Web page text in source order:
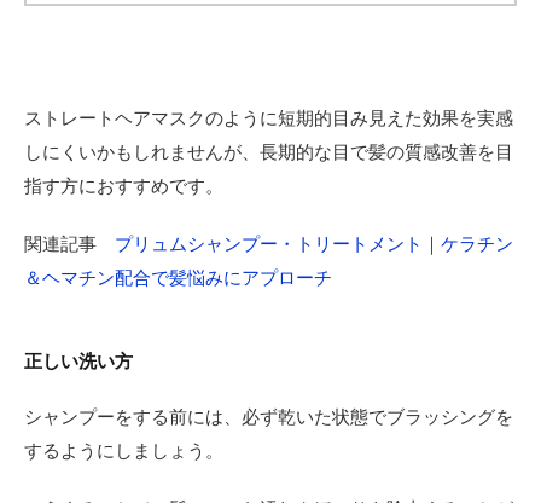
ストレートヘアマスクのように短期的目み見えた効果を実感
しにくいかもしれませんが、長期的な目で髪の質感改善を目
指す方におすすめです。
関連記事 プリュムシャンプー・トリートメント｜ケラチン
＆ヘマチン配合で髪悩みにアプローチ
正しい洗い方
シャンプーをする前には、必ず乾いた状態でブラッシングを
するようにしましょう。